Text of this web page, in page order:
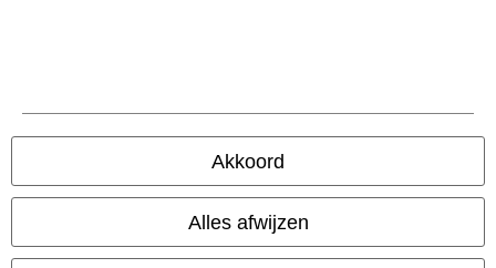
Akkoord
Alles afwijzen
Verklaring van conformiteit